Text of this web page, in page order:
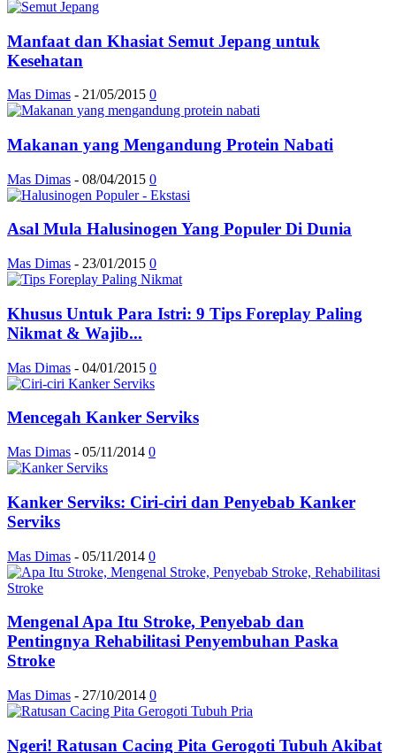
Manfaat dan Khasiat Semut Jepang untuk
Kesehatan
Mas Dimas - 21/05/2015 0
Makanan yang Mengandung Protein Nabati
Mas Dimas - 08/04/2015 0
Asal Mula Halusinogen Yang Populer Di Dunia
Mas Dimas - 23/01/2015 0
Khusus Untuk Para Istri: 9 Tips Foreplay Paling
Nikmat & Wajib...
Mas Dimas - 04/01/2015 0
Mencegah Kanker Serviks
Mas Dimas - 05/11/2014 0
Kanker Serviks: Ciri-ciri dan Penyebab Kanker
Serviks
Mas Dimas - 05/11/2014 0
Mengenal Apa Itu Stroke, Penyebab dan
Pentingnya Rehabilitasi Penyembuhan Paska
Stroke
Mas Dimas - 27/10/2014 0
Ngeri! Ratusan Cacing Pita Gerogoti Tubuh Akibat